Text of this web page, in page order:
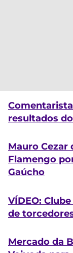
resultados
Mauro Cezar
Flamengo
Gaúcho
VÍDEO:
de
Mercado da